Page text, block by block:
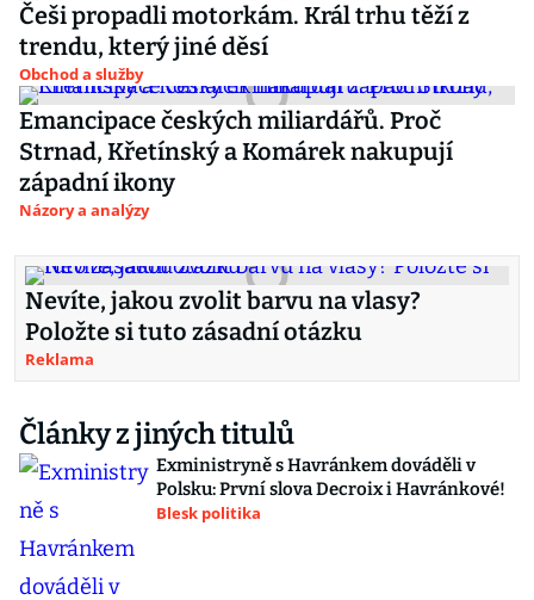
Češi propadli motorkám. Král trhu těží z
trendu, který jiné děsí
Obchod a služby
Emancipace českých miliardářů. Proč
Strnad, Křetínský a Komárek nakupují
západní ikony
Názory a analýzy
Nevíte, jakou zvolit barvu na vlasy?
Položte si tuto zásadní otázku
Reklama
Články z jiných titulů
Exministryně s Havránkem dováděli v
Polsku: První slova Decroix i Havránkové!
Blesk politika